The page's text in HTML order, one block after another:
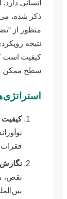
انسانی
ذکر شده،
منظور از
نتیجه
کیفیت است
سطح ممکن
کیفیت
فقرات
نقص،